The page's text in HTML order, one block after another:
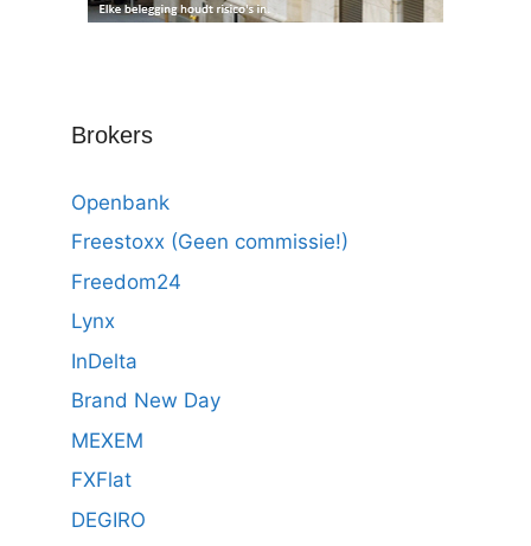
Brokers
Openbank
Freestoxx (Geen commissie!)
Freedom24
Lynx
InDelta
Brand New Day
MEXEM
FXFlat
DEGIRO